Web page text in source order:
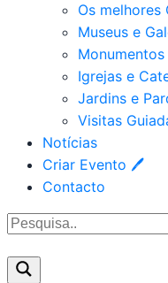
Os melhores
Museus e
Igrejas e
Jardins e
Visitas
Notícias
Criar Evento 🖊
Contacto